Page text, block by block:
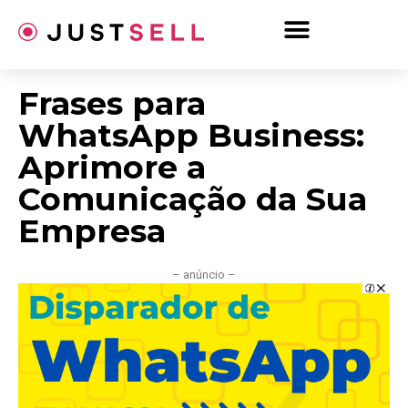
para
Frases para
WhatsApp Business:
Aprimore a
Comunicação da Sua
Empresa
– anúncio –